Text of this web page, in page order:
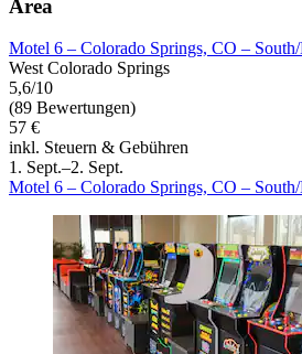
Area
Motel 6 – Colorado Springs, CO –
West Colorado Springs
5,6/10
(89 Bewertungen)
57 €
inkl. Steuern & Gebühren
1. Sept.–2. Sept.
Motel 6 – Colorado Springs, CO –